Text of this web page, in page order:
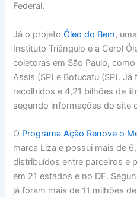
Federal.
Já o projetoÓleo do Bem,
Instituto Triângulo e a Cerol
coletoras em São Paulo, como
Assis (SP) e Botucatu (SP).
recolhidos e 4,21 bilhões de
segundo informações do site
O Programa Ação Renove o
marca Liza e possui mais de
distribuídos entre parceiros e
em 21 estados e no DF.
já foram mais de 11 milhões